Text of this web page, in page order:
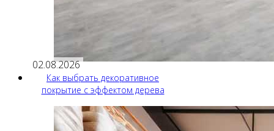
02.08.2026
Как выбрать декоративное
покрытие с эффектом дерева